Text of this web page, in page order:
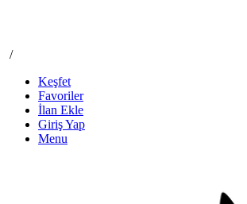
/
Keşfet
Favoriler
İlan Ekle
Giriş Yap
Menu